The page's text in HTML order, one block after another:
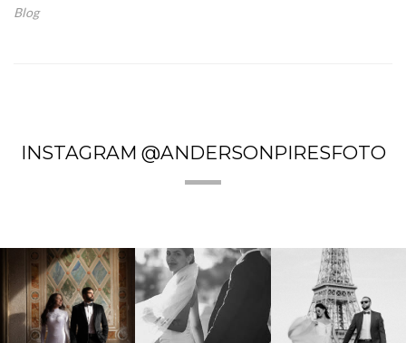
Blog
INSTAGRAM @ANDERSONPIRESFOTO